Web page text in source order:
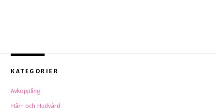
KATEGORIER
Avkoppling
Hår- och Hudvård